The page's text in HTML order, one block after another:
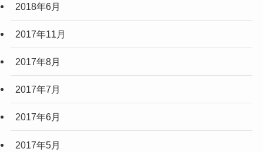
2018年6月
2017年11月
2017年8月
2017年7月
2017年6月
2017年5月